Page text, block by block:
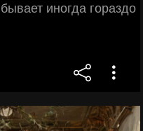
иногда гораздо